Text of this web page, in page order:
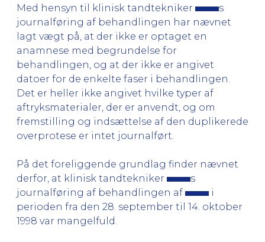
Med hensyn til klinisk tandtekniker
s
journalføring af behandlingen har nævnet
lagt vægt på, at der ikke er optaget en
anamnese med begrundelse for
behandlingen, og at der ikke er angivet
datoer for de enkelte faser i behandlingen.
Det er heller ikke angivet hvilke typer af
aftryksmaterialer, der er anvendt, og om
fremstilling og indsættelse af den duplikerede
overprotese er intet journalført.
På det foreliggende grundlag finder nævnet
derfor, at klinisk tandtekniker
s
journalføring af behandlingen af
i
perioden fra den 28. september til 14. oktober
1998 var mangelfuld.